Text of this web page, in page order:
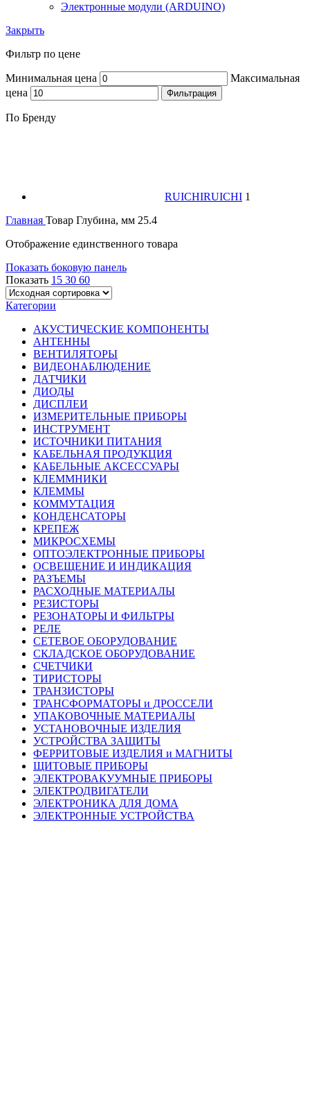
Электронные модули (ARDUINO)
Закрыть
Фильтр по цене
Минимальная цена
Максимальная
цена
Фильтрация
По Бренду
RUICHIRUICHI 1
Главная Товар Глубина, мм 25.4
Отображение единственного товара
Показать боковую панель
Показать 15 30 60
Категории
АКУСТИЧЕСКИЕ КОМПОНЕНТЫ
АНТЕННЫ
ВЕНТИЛЯТОРЫ
ВИДЕОНАБЛЮДЕНИЕ
ДАТЧИКИ
ДИОДЫ
ДИСПЛЕИ
ИЗМЕРИТЕЛЬНЫЕ ПРИБОРЫ
ИНСТРУМЕНТ
ИСТОЧНИКИ ПИТАНИЯ
КАБЕЛЬНАЯ ПРОДУКЦИЯ
КАБЕЛЬНЫЕ АКСЕССУАРЫ
КЛЕММНИКИ
КЛЕММЫ
КОММУТАЦИЯ
КОНДЕНСАТОРЫ
КРЕПЕЖ
МИКРОСХЕМЫ
ОПТОЭЛЕКТРОННЫЕ ПРИБОРЫ
ОСВЕЩЕНИЕ И ИНДИКАЦИЯ
РАЗЪЕМЫ
РАСХОДНЫЕ МАТЕРИАЛЫ
РЕЗИСТОРЫ
РЕЗОНАТОРЫ И ФИЛЬТРЫ
РЕЛЕ
СЕТЕВОЕ ОБОРУДОВАНИЕ
СКЛАДСКОЕ ОБОРУДОВАНИЕ
СЧЕТЧИКИ
ТИРИСТОРЫ
ТРАНЗИСТОРЫ
ТРАНСФОРМАТОРЫ и ДРОССЕЛИ
УПАКОВОЧНЫЕ МАТЕРИАЛЫ
УСТАНОВОЧНЫЕ ИЗДЕЛИЯ
УСТРОЙСТВА ЗАЩИТЫ
ФЕРРИТОВЫЕ ИЗДЕЛИЯ и МАГНИТЫ
ЩИТОВЫЕ ПРИБОРЫ
ЭЛЕКТРОВАКУУМНЫЕ ПРИБОРЫ
ЭЛЕКТРОДВИГАТЕЛИ
ЭЛЕКТРОНИКА ДЛЯ ДОМА
ЭЛЕКТРОННЫЕ УСТРОЙСТВА